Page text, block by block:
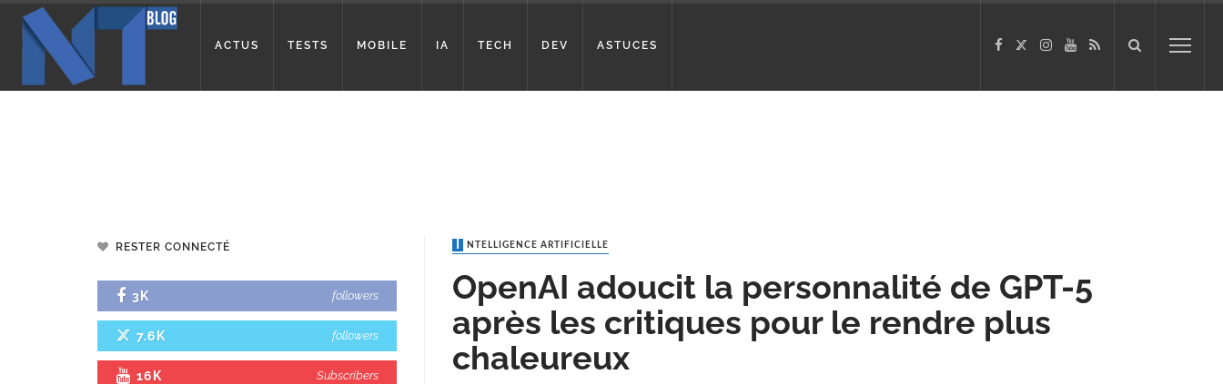
ACTUS TESTS MOBILE IA TECH DEV ASTUCES
INTELLIGENCE ARTIFICIELLE
OpenAI adoucit la personnalité de GPT-5
après les critiques pour le rendre plus
chaleureux
RESTER CONNECTÉ
3K followers
7.6K followers
16K Subscribers